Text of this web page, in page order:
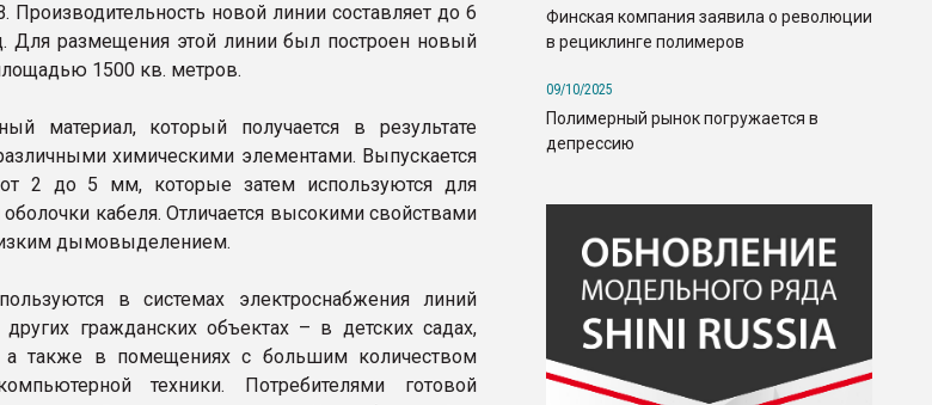
новой линии составляет до 6
Для размещения этой линии был построен новый
1500 кв. метров.
материал, который получается в результате
химическими элементами. Выпускается
2 до 5 мм, которые затем используются для
кабеля. Отличается высокими свойствами
дымовыделением.
в системах электроснабжения линий
гражданских объектах – в детских садах,
а также в помещениях с большим количеством
техники. Потребителями готовой
Финская компания заявила о революции
в рециклинге полимеров
09/10/2025
Полимерный рынок погружается в
депрессию